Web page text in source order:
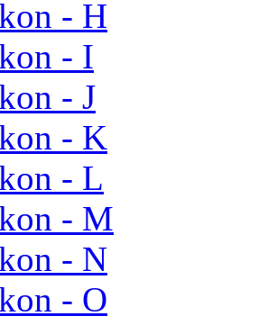
- H
- I
- J
- K
- L
- M
- N
- O